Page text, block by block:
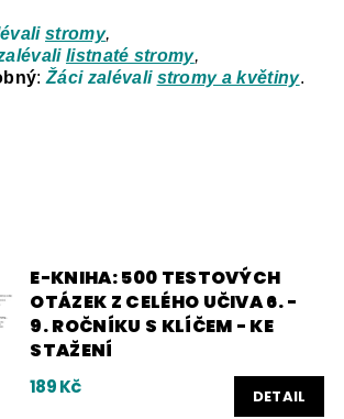
stromy,
listnaté stromy,
:Žáci zalévali stromy a květiny.
E-KNIHA: 500 TESTOVÝCH
OTÁZEK Z CELÉHO UČIVA 6. -
9. ROČNÍKU S KLÍČEM - KE
STAŽENÍ
189 Kč DETAIL